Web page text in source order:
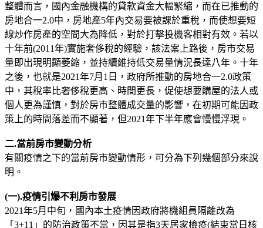
整體而言，國內金融機構的貸款資金大幅緊縮，而在已推動的
房地合一2.0中，房地產5年內交易要被課於重稅，而使想要短
線炒作房產的空間大為降低，對於打擊投機客相對有效。若以
十年前(2011年)實施奢侈稅的經驗，該法案上路後，房市交易
量即出現明顯萎縮，並持續維持低交易量情況長達八年。十年
之後，也就是2021年7月1日，政府所推動的房地合一2.0政策
中，其稅率比奢侈稅更高、時間更長，促使想要購屋的法人或
個人更為謹慎，對於房市整體成交量的影響，在初期可能因政
策上的時間落差而不顯著，但2021年下半年應會慢慢浮現。
二.當前房市變動分析
有關疫情之下的當前房市變動情形，可分為下列幾個部分來說
明。
(一).疫情引爆不利房市發展
2021年5月中旬，國內本土疫情因政府將機組員隔離改為
「3+11」的防治政策不當，因其是指3天居家檢疫(結束當日核